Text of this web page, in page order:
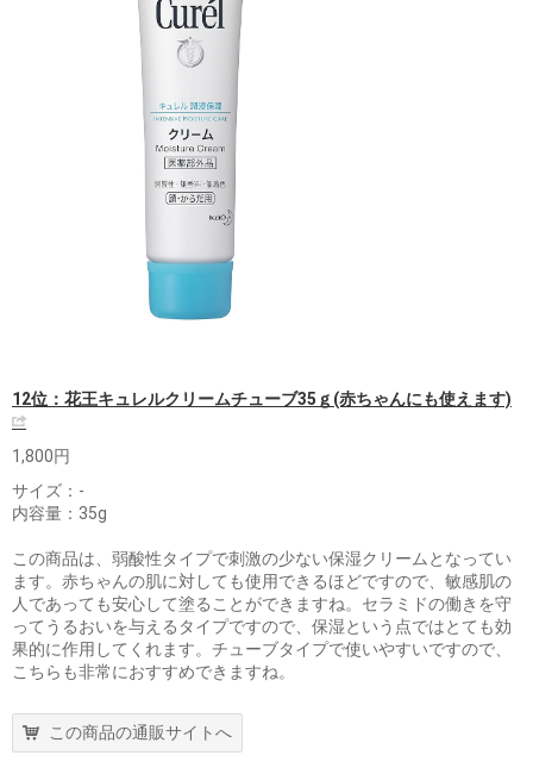
12位：花王キュレルクリームチューブ35ｇ(赤ちゃんにも使えます)
1,800円
サイズ：‐
内容量：35g
この商品は、弱酸性タイプで刺激の少ない保湿クリームとなってい
ます。赤ちゃんの肌に対しても使用できるほどですので、敏感肌の
人であっても安心して塗ることができますね。セラミドの働きを守
ってうるおいを与えるタイプですので、保湿という点ではとても効
果的に作用してくれます。チューブタイプで使いやすいですので、
こちらも非常におすすめできますね。
この商品の通販サイトへ